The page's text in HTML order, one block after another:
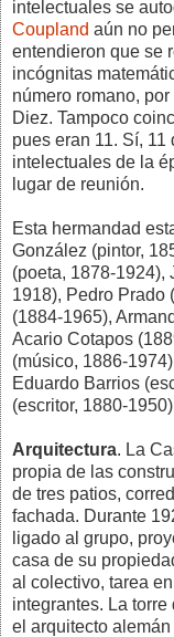
intelectuales se
Coupland aún no
entendieron que se
incógnitas
número romano,
Diez. Tampoco
pues eran 11. Sí,
intelectuales de la
lugar de reunión.
Esta hermandad
González (pintor,
(poeta, 1878-1924),
1918), Pedro Prado
(1884-1965),
Acario Cotapos
(músico, 1886-
Eduardo Barrios
(escritor, 1880-
Arquitectura. La
propia de las
de tres patios,
fachada. Durante
ligado al grupo,
casa de su
al colectivo, tarea
integrantes. La
el arquitecto